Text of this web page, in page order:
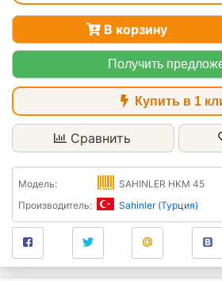
В корзину
Получить
Купить в 1
Сравнить
Модель:
SAHINLER HKM 45
Производитель:
Sahinler (Турция)